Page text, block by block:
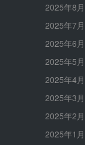
2025年8月
2025年7月
2025年6月
2025年5月
2025年4月
2025年3月
2025年2月
2025年1月